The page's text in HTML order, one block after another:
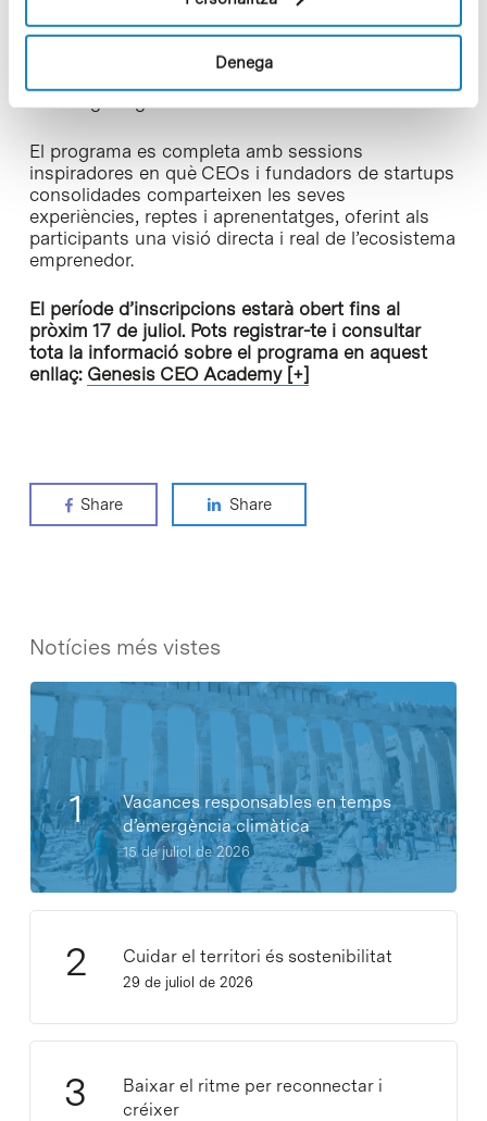
Denega
negociació amb inversors, els aspectes
regulatoris, l’estratègia de propietat intel·lectual,
El programa es completa amb sessions
inspiradores en què CEOs i fundadors de startups
consolidades comparteixen les seves
experiències, reptes i aprenentatges, oferint als
participants una visió directa i real de l’ecosistema
emprenedor.
El període d’inscripcions estarà obert fins al
pròxim 17 de juliol. Pots registrar-te i consultar
tota la informació sobre el programa en aquest
enllaç: Genesis CEO Academy [+]
Share Share
Notícies més vistes
Vacances responsables en temps
d’emergència climàtica
15 de juliol de 2026
Cuidar el territori és sostenibilitat
29 de juliol de 2026
Baixar el ritme per reconnectar i
créixer